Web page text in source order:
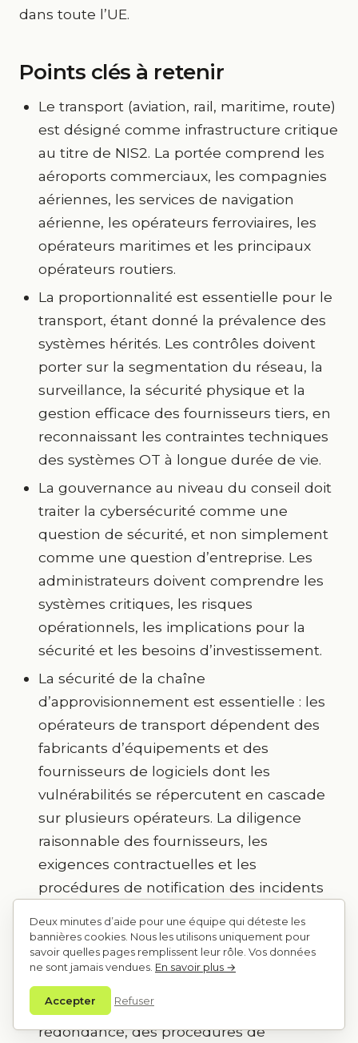
dans toute l’UE.
Points clés à retenir
Le transport (aviation, rail, maritime, route)
est désigné comme infrastructure critique
au titre de NIS2. La portée comprend les
aéroports commerciaux, les compagnies
aériennes, les services de navigation
aérienne, les opérateurs ferroviaires, les
opérateurs maritimes et les principaux
opérateurs routiers.
La proportionnalité est essentielle pour le
transport, étant donné la prévalence des
systèmes hérités. Les contrôles doivent
porter sur la segmentation du réseau, la
surveillance, la sécurité physique et la
gestion efficace des fournisseurs tiers, en
reconnaissant les contraintes techniques
des systèmes OT à longue durée de vie.
La gouvernance au niveau du conseil doit
traiter la cybersécurité comme une
question de sécurité, et non simplement
comme une question d’entreprise. Les
administrateurs doivent comprendre les
systèmes critiques, les risques
opérationnels, les implications pour la
sécurité et les besoins d’investissement.
La sécurité de la chaîne
d’approvisionnement est essentielle : les
opérateurs de transport dépendent des
fabricants d’équipements et des
fournisseurs de logiciels dont les
vulnérabilités se répercutent en cascade
sur plusieurs opérateurs. La diligence
raisonnable des fournisseurs, les
exigences contractuelles et les
procédures de notification des incidents
La réponse aux incidents doit équilibrer
un rétablissement rapide et un
confinement sûr. Les opérateurs de
transport doivent maintenir la
redondance, des procédures de
Deux minutes d’aide pour une équipe qui déteste les
bannières cookies. Nous les utilisons uniquement pour
savoir quelles pages remplissent leur rôle. Vos données
ne sont jamais vendues. En savoir plus →
Accepter Refuser